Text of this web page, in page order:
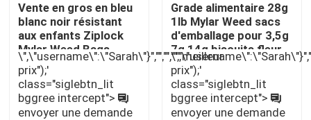
Vidéos
À propos de nous
Visite d'usine
Vente en gros en bleu
blanc noir résistant
aux enfants Ziplock
Mylar Weed Bags
Emballage à l'épreuve
des enfants
\",\"username\":\"Sarah\"}","","","","meilleur
prix");'
class="siglebtn_lit
bggree intercept">
envoyer une demande
Grade alimentaire 28g
1lb Mylar Weed sacs
d'emballage pour 3,5g
7g 14g biscuits fleur
prix");'
class="siglebtn_lit
bggree intercept">
envoyer une demande